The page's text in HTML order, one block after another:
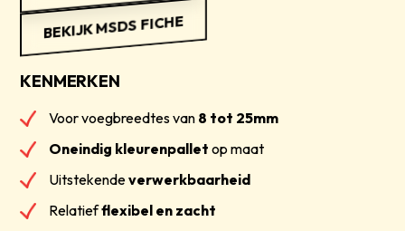
BEKIJK MSDS FICHE
KENMERKEN
Voor voegbreedtes van 8 tot 25mm
Oneindig kleurenpalletop maat
Uitstekendeverwerkbaarheid
Relatiefflexibel en zacht